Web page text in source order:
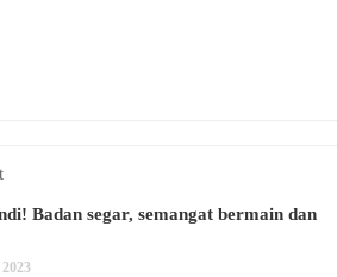
Badan segar, semangat bermain dan